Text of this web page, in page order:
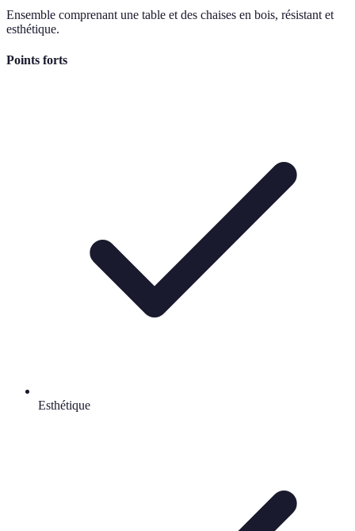
Ensemble comprenant une table et des chaises en bois, résistant et
esthétique.
Points forts
Esthétique